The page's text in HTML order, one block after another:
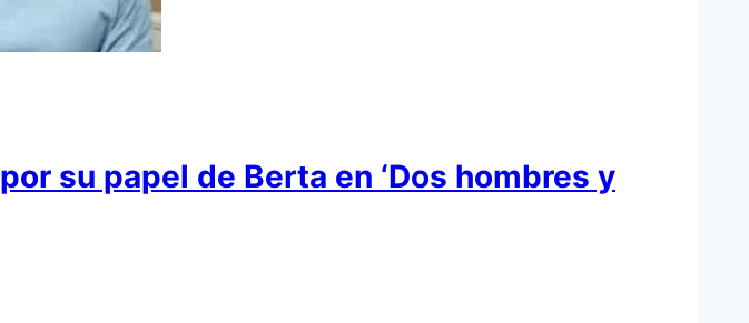
su papel de Berta en ‘Dos hombres y